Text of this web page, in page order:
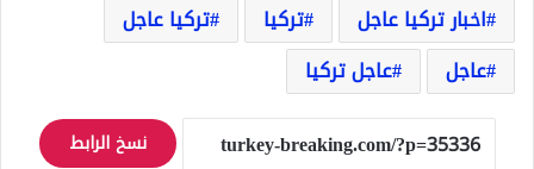
اخبار تركيا عاجل
تركيا
تركيا عاجل
عاجل
عاجل تركيا
نسخ الرابط